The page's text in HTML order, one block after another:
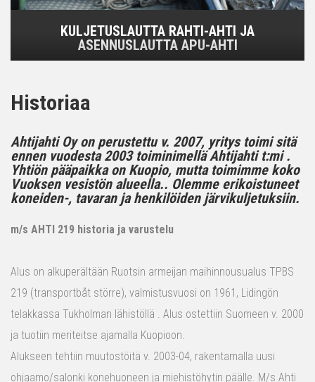
KULJETUSLAUTTA RAHTI-AHTI JA
ASENNUSLAUTTA APU-AHTI
Historiaa
Ahtijahti Oy on perustettu v. 2007, yritys toimi sitä
ennen vuodesta 2003 toiminimellä Ahtijahti t:mi .
Yhtiön pääpaikka on Kuopio, mutta toimimme koko
Vuoksen vesistön alueella.. Olemme erikoistuneet
koneiden-, tavaran ja henkilöiden järvikuljetuksiin.
m/s AHTI 219 historia ja varustelu
Alus on alkuperältään Ruotsin armeijan maihinnousualus TPBS
219 (transportbåt större), valmistusvuosi on 1961, Lidingön
telakkassa Tukholman lähistöllä . Alus ostettiin Suomeen v. 2000
ja tuotiin meriteitse ajamalla Kuopioon.
Alukseen tehtiin muutostöitä v. 2003-04, rakentamalla uusi
ohjaamo/salonki konehuoneen ja miehistöhytin päälle. M/s Ahti